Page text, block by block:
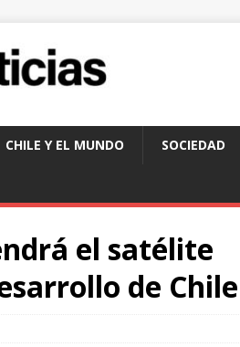
CHILE Y EL MUNDO SOCIEDAD
el satélite
de Chile